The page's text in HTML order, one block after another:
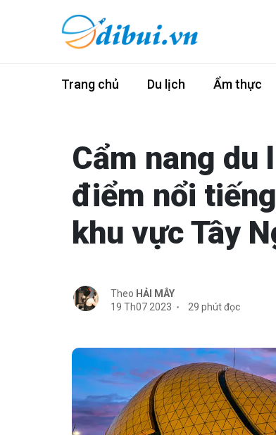
Trang chủ Du lịch Ẩm thực
Cẩm nang
điểm nổi
khu vực Tây
Theo HẢI MÂY
19 Th07 2023
29 phút đọc